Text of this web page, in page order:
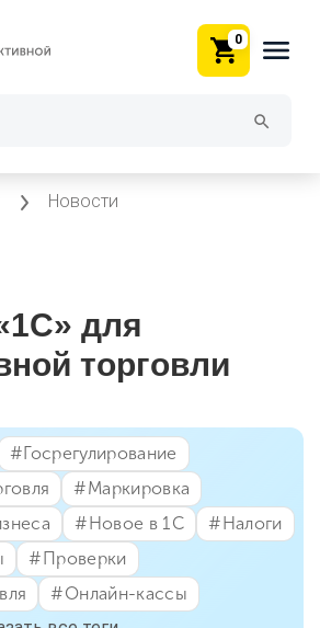
0
Новости
для
торговли
#⁣Госрегулирование
#⁣Маркировка
#⁣Новое в 1С
#⁣Налоги
#⁣Проверки
#⁣Онлайн-кассы